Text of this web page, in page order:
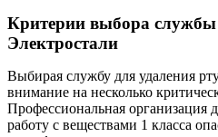
Критерии выбора службы
Электростали
Выбирая службу для удаления
внимание на несколько
Профессиональная организация
работу с веществами 1 класса